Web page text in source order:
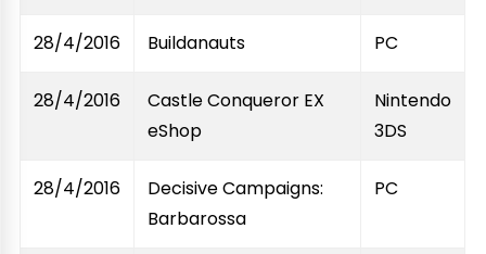
28/4/2016 Buildanauts PC
28/4/2016
Castle Conqueror EX
eShop
Nintendo
3DS
28/4/2016
Decisive Campaigns:
Barbarossa
PC